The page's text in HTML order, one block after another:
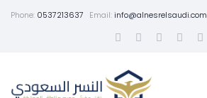
Phone: 0537213637 Email:info@alnesrelsaudi.com